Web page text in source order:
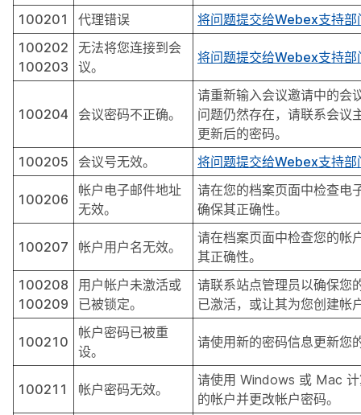
100201 代理错误
将问题提交给Webex支持部
100202
100203
无法将您连接到会
议。
将问题提交给Webex支持部
100204 会议密码不正确。
请重新输入会议邀请中的会
问题仍然存在，请联系会议
更新后的密码。
100205
会议号无效。 将问题提交给Webex支持部
100206
帐户电子邮件地址
无效。
请在您的档案页面中检查电
确保其正确性。
100207 帐户用户名无效。
请在档案页面中检查您的帐
其正确性。
100208
100209
用户帐户未激活或
已被锁定。
请联系站点管理员以确保您
已激活，或让其为您创建帐
100210
帐户密码已被重
设。
请使用新的密码信息更新您
100211 帐户密码无效。
请使用 Windows 或 Mac
的帐户并更改帐户密码。